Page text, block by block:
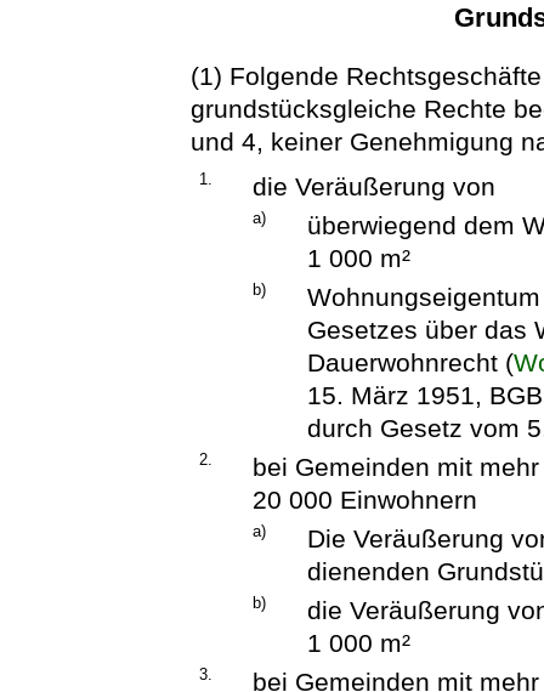
(1) Folgende
grundstücksgleiche Rechte
und 4, keiner Genehmigung
1. die Veräußerung von
a)
überwiegend dem
1 000 m²
b)
Gesetzes über das
Dauerwohnrecht (
15. März 1951,
durch Gesetz vom
2.
bei Gemeinden mit
20 000 Einwohnern
a)
Die Veräußerung
dienenden
b)
die Veräußerung
1 000 m²
3.
bei Gemeinden mit